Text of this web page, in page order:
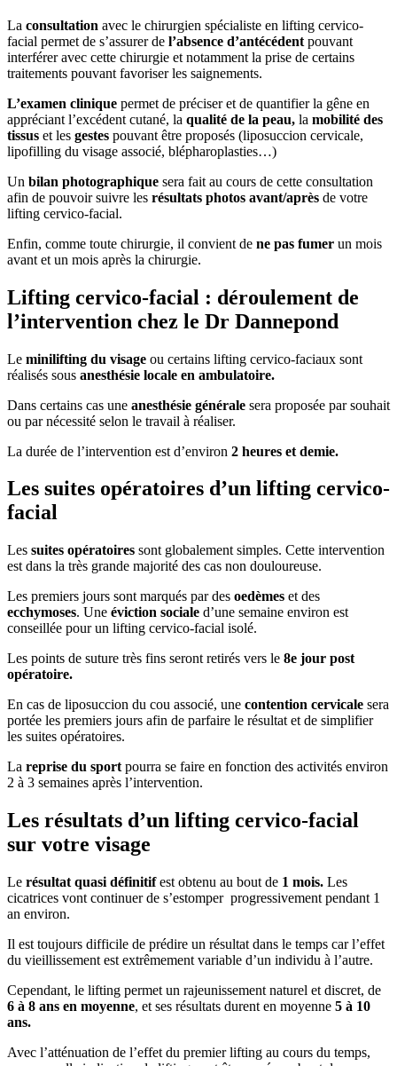
La consultation avec le chirurgien spécialiste en lifting cervico-
facial permet de s’assurer de l’absence d’antécédent pouvant
interférer avec cette chirurgie et notamment la prise de certains
traitements pouvant favoriser les saignements.
L’examen clinique permet de préciser et de quantifier la gêne en
appréciant l’excédent cutané, la qualité de la peau, la mobilité des
tissus et les gestes pouvant être proposés (liposuccion cervicale,
lipofilling du visage associé, blépharoplasties…)
Un bilan photographique sera fait au cours de cette consultation
afin de pouvoir suivre les résultats photos avant/après de votre
lifting cervico-facial.
Enfin, comme toute chirurgie, il convient de ne pas fumer un mois
avant et un mois après la chirurgie.
Lifting cervico-facial : déroulement de
l’intervention chez le Dr Dannepond
Le minilifting du visage ou certains lifting cervico-faciaux sont
réalisés sous anesthésie locale en ambulatoire.
Dans certains cas une anesthésie générale sera proposée par souhait
ou par nécessité selon le travail à réaliser.
La durée de l’intervention est d’environ 2 heures et demie.
Les suites opératoires d’un lifting cervico-
facial
Les suites opératoires sont globalement simples. Cette intervention
est dans la très grande majorité des cas non douloureuse.
Les premiers jours sont marqués par des oedèmes et des
ecchymoses. Une éviction sociale d’une semaine environ est
conseillée pour un lifting cervico-facial isolé.
Les points de suture très fins seront retirés vers le 8e jour post
opératoire.
En cas de liposuccion du cou associé, une contention cervicale sera
portée les premiers jours afin de parfaire le résultat et de simplifier
les suites opératoires.
La reprise du sport pourra se faire en fonction des activités environ
2 à 3 semaines après l’intervention.
Les résultats d’un lifting cervico-facial
sur votre visage
Le résultat quasi définitifest obtenu au bout de 1 mois. Les
cicatrices vont continuer de s’estomper progressivement pendant 1
an environ.
Il est toujours difficile de prédire un résultat dans le temps car l’effet
du vieillissement est extrêmement variable d’un individu à l’autre.
Cependant, le lifting permet un rajeunissement naturel et discret, de
6 à 8 ans en moyenne, et ses résultats durent en moyenne 5 à 10
ans.
Avec l’atténuation de l’effet du premier lifting au cours du temps,